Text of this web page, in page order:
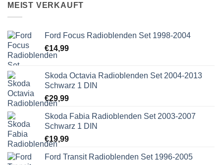
MEIST VERKAUFT
Ford Focus Radioblenden Set 1998-2004
€14,99
Skoda Octavia Radioblenden Set 2004-2013
Schwarz 1 DIN
€29,99
Skoda Fabia Radioblenden Set 2003-2007
Schwarz 1 DIN
€19,99
Ford Transit Radioblenden Set 1996-2005